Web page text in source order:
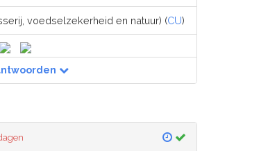
voedselzekerheid en natuur) (CU)